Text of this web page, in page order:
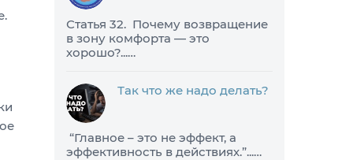
Статья 32. Почему возвращение
в зону комфорта — это
хорошо?...…
Так что же надо делать?
​“Главное – это не эффект, а
эффективность в действиях.”...…